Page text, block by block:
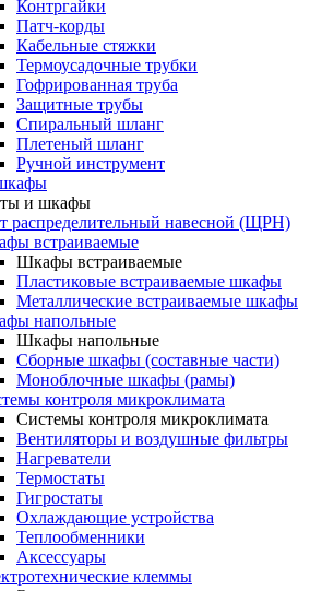
Контргайки
Патч-корды
Кабельные стяжки
Термоусадочные трубки
Гофрированная труба
Защитные трубы
Спиральный шланг
Плетеный шланг
Ручной инструмент
и шкафы
распределительный навесной (ЩРН)
встраиваемые
Шкафы встраиваемые
Пластиковые встраиваемые шкафы
Металлические встраиваемые шкафы
напольные
Шкафы напольные
Сборные шкафы (составные части)
Моноблочные шкафы (рамы)
контроля микроклимата
Системы контроля микроклимата
Вентиляторы и воздушные фильтры
Нагреватели
Термостаты
Гигростаты
Охлаждающие устройства
Теплообменники
Аксессуары
клеммы